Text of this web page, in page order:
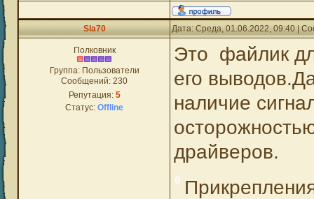
Sla70 Дата: Среда, 01.06.2022, 09:40 |
Полковник
Группа: Пользователи
Сообщений: 230
Репутация: 5
Статус: Offline
Это файлик
его
наличие
драйверов.